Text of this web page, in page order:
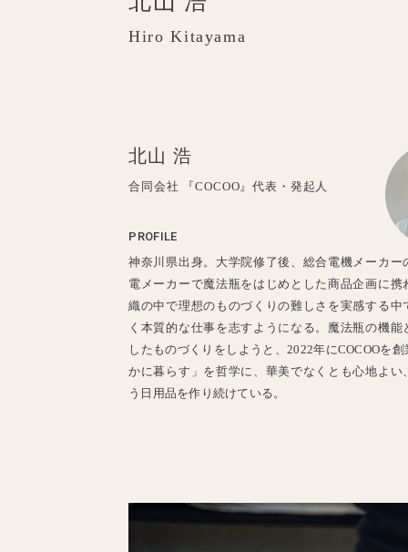
Hiro Kitayama
北山 浩
合同会社 『COCOO』代表・発起人
PROFILE
神奈川県出身。大学院修了後、総合電機メーカー
電メーカーで魔法瓶をはじめとした商品企画に携
織の中で理想のものづくりの難しさを実感する中
く本質的な仕事を志すようになる。魔法瓶の機能
したものづくりをしようと、2022年にCOCOOを
かに暮らす」を哲学に、華美でなくとも心地よい
う日用品を作り続けている。